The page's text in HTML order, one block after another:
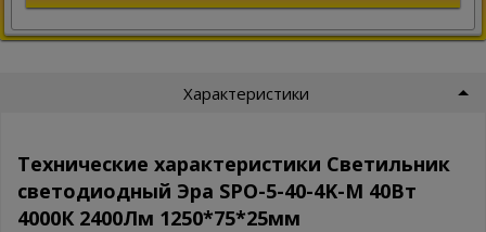
Характеристики
Технические характеристики Светильник
светодиодный Эра SPO-5-40-4K-M 40Вт
4000К 2400Лм 1250*75*25мм